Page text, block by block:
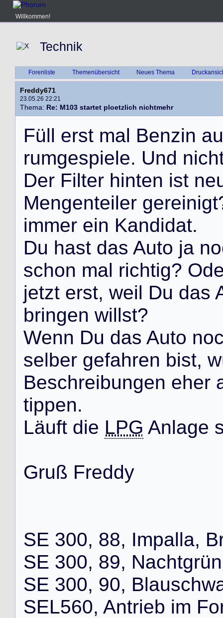
Willkommen!
Technik
Forenliste Themenübersicht Neues Thema
Freddy671
23.05.26 22:21
Thema: Re: M103 startet ploetzlich nichtmehr
Füll erst mal Benzin au
rumgespiele. Und nich
Der Filter hinten ist ne
Mengenteiler gereinigt
immer ein Kandidat.
Du hast das Auto ja no
schon mal richtig? Od
jetzt erst, weil Du das
bringen willst?
Wenn Du das Auto no
selber gefahren bist, w
Beschreibungen eher
tippen.
Läuft die LPG Anlage
Gruß Freddy
SE 300, 88, Impalla, B
SE 300, 89, Nachtgrün
SE 300, 90, Blauschw
SEL560, Antrieb im Fo